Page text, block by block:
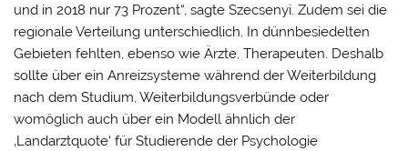
und in 2018 nur 73 Prozent“, sagte Szecsenyi. Zudem sei die
regionale Verteilung unterschiedlich. In dünnbesiedelten
Gebieten fehlten, ebenso wie Ärzte, Therapeuten. Deshalb
sollte über ein Anreizsysteme während der Weiterbildung
nach dem Studium, Weiterbildungsverbünde oder
womöglich auch über ein Modell ähnlich der
‚Landarztquote‘ für Studierende der Psychologie